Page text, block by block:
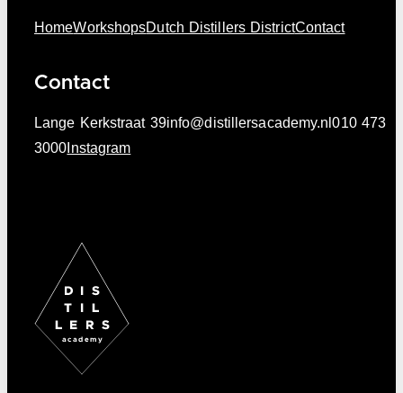
HomeWorkshopsDutch Distillers DistrictContact
Contact
Lange Kerkstraat 39info@distillersacademy.nl010 473
3000Instagram